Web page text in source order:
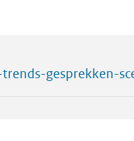
gesprekken-